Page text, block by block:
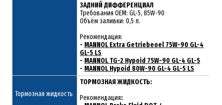
ЗАДНИЙ ДИФФЕРЕНЦИАЛ
Требования OEM: GL-5, 85W-90
Объём заливки: 0,5 л.
Рекомендация:
- MANNOL Extra Getriebeoel 75W-90 GL-4
GL-5 LS
- MANNOL TG-2 Hypoid 75W-90 GL-4 GL-5
- MANNOL Hypoid 80W-90 GL-4 GL-5 LS
Тормозная жидкость
ТОРМОЗНАЯ ЖИДКОСТЬ:
Рекомендация: